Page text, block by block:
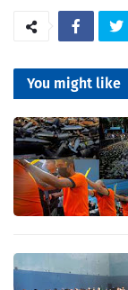
You might like